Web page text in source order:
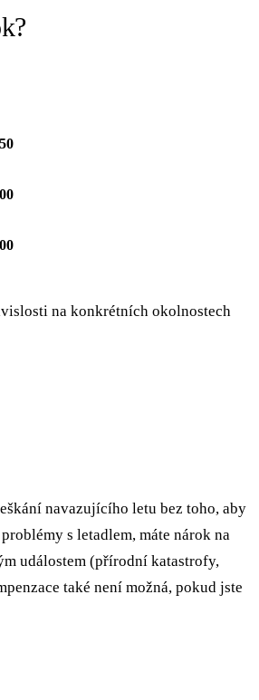
na konkrétních okolnostech
navazujícího letu bez toho, aby
s letadlem, máte nárok na
událostem (přírodní katastrofy,
také není možná, pokud jste